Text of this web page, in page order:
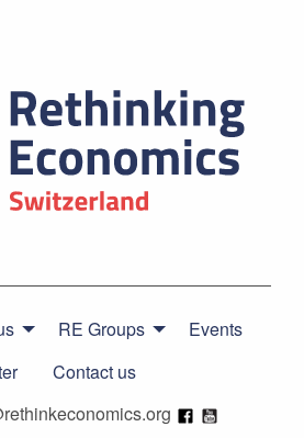
RE Groups
Events
Contact us